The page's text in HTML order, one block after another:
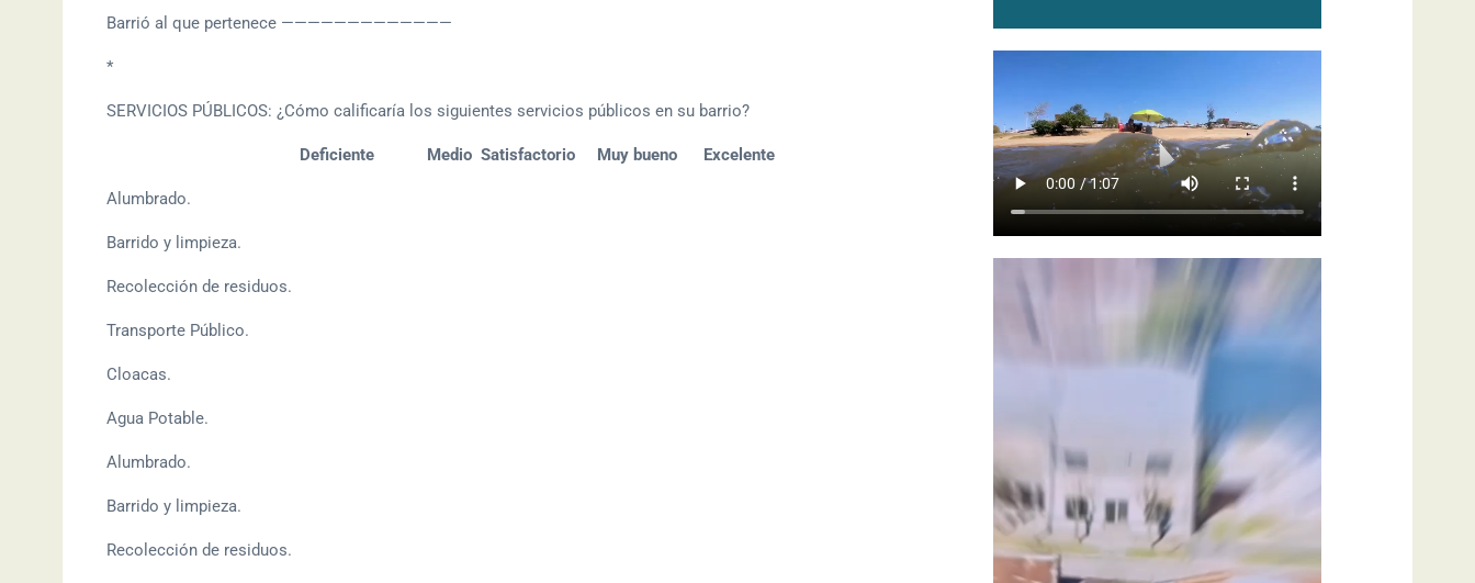
Barrió al que pertenece —————————————
*
SERVICIOS PÚBLICOS: ¿Cómo calificaría los siguientes servicios públicos en su barrio?
Deficiente Medio Satisfactorio Muy bueno Excelente
Alumbrado.
Barrido y limpieza.
Recolección de residuos.
Transporte Público.
Cloacas.
Agua Potable.
Alumbrado.
Barrido y limpieza.
Recolección de residuos.